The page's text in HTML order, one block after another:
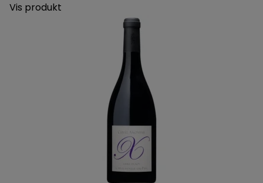
Vis produkt